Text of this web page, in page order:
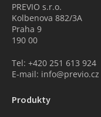
PREVIO s.r.o.
Kolbenova 882/3A
Praha 9
190 00
Tel: +420 251 613 924
E-mail: info@previo.cz
Produkty